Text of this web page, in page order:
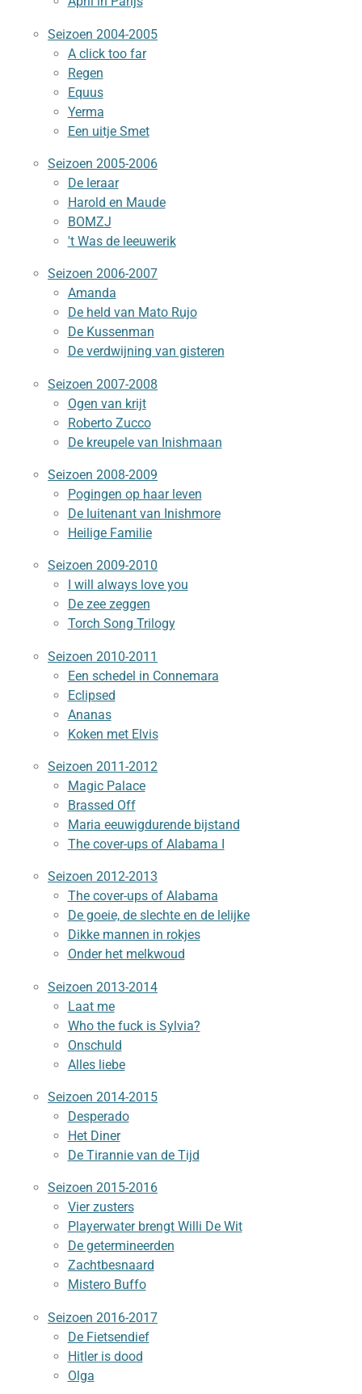
Seizoen 2004-2005
A click too far
Regen
Equus
Yerma
Een uitje Smet
Seizoen 2005-2006
De leraar
Harold en Maude
BOMZJ
't Was de leeuwerik
Seizoen 2006-2007
Amanda
De held van Mato Rujo
De Kussenman
De verdwijning van gisteren
Seizoen 2007-2008
Ogen van krijt
Roberto Zucco
De kreupele van Inishmaan
Seizoen 2008-2009
Pogingen op haar leven
De luitenant van Inishmore
Heilige Familie
Seizoen 2009-2010
I will always love you
De zee zeggen
Torch Song Trilogy
Seizoen 2010-2011
Een schedel in Connemara
Eclipsed
Ananas
Koken met Elvis
Seizoen 2011-2012
Magic Palace
Brassed Off
Maria eeuwigdurende bijstand
The cover-ups of Alabama I
Seizoen 2012-2013
The cover-ups of Alabama
De goeie, de slechte en de lelijke
Dikke mannen in rokjes
Onder het melkwoud
Seizoen 2013-2014
Laat me
Who the fuck is Sylvia?
Onschuld
Alles liebe
Seizoen 2014-2015
Desperado
Het Diner
De Tirannie van de Tijd
Seizoen 2015-2016
Vier zusters
Playerwater brengt Willi De Wit
De getermineerden
Zachtbesnaard
Mistero Buffo
Seizoen 2016-2017
De Fietsendief
Hitler is dood
Olga